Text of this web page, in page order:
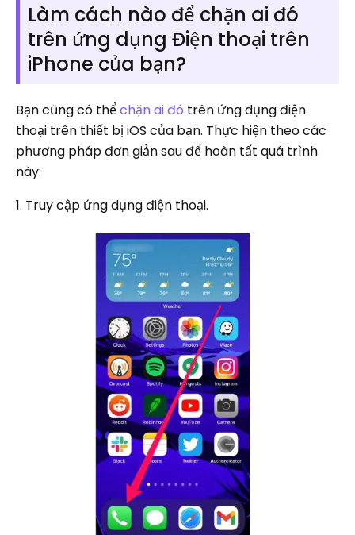
Làm cách nào để chặn ai đó
trên ứng dụng Điện thoại trên
iPhone của bạn?
Bạn cũng có thểchặn ai đó trên ứng dụng điện
thoại trên thiết bị iOS của bạn. Thực hiện theo các
phương pháp đơn giản sau để hoàn tất quá trình
này:
1. Truy cập ứng dụng điện thoại.